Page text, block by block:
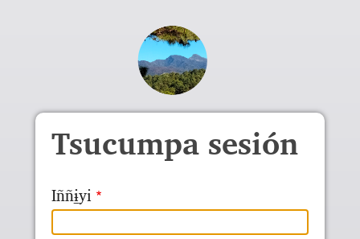
Tsucumpa sesión
Iññɨ̱yi